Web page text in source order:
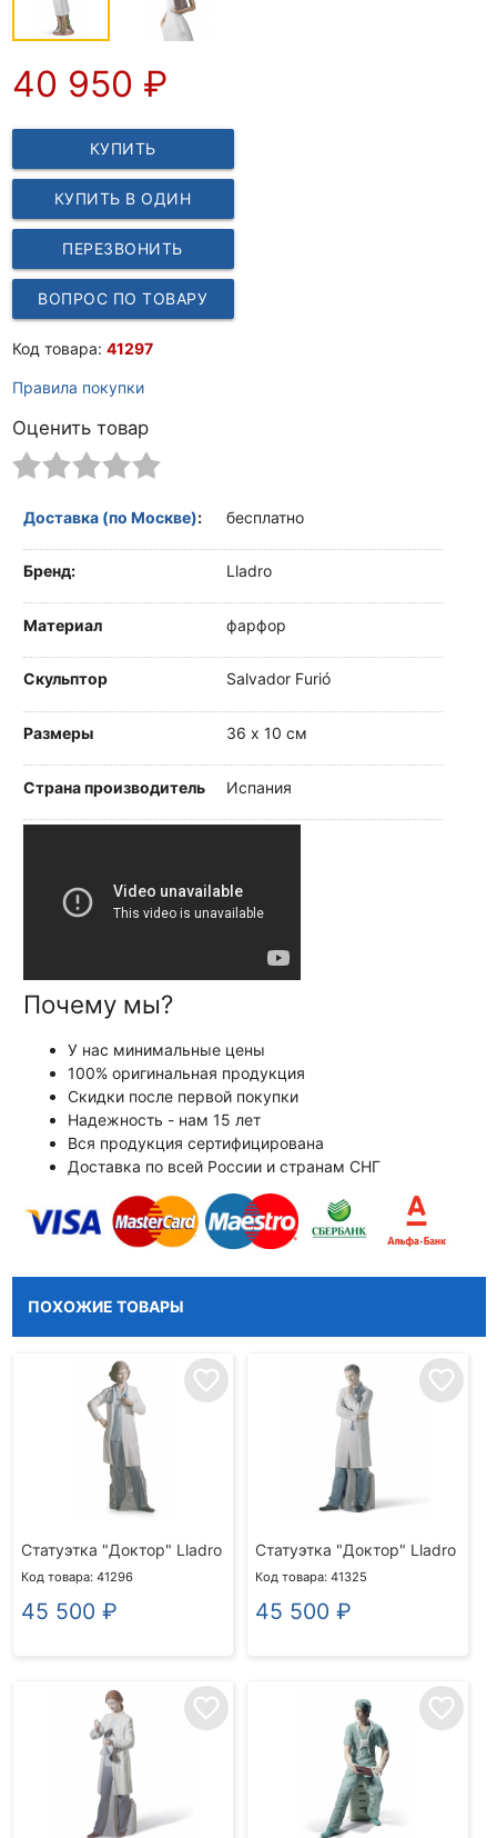
40 950 ₽
КУПИТЬ
КУПИТЬ В ОДИН
КЛИК
ПЕРЕЗВОНИТЬ
ВОПРОС ПО ТОВАРУ
Код товара: 41297
Правила покупки
Оценить товар
Доставка (по Москве): бесплатно
Бренд: Lladro
Материал фарфор
Скульптор Salvador Furió
Размеры 36 х 10 см
Страна производитель Испания
Почему мы?
У нас минимальные цены
100% оригинальная продукция
Скидки после первой покупки
Надежность - нам 15 лет
Вся продукция сертифицирована
Доставка по всей России и странам СНГ
ПОХОЖИЕ ТОВАРЫ
favorite_border
Статуэтка "Доктор" Lladro
Код товара: 41296
45 500 ₽
favorite_border
Статуэтка "Доктор" Lladro
Код товара: 41325
45 500 ₽
favorite_border favorite_border